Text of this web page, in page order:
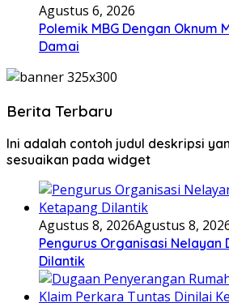
Agustus 6, 2026
Polemik MBG Dengan Oknum
Damai
Berita Terbaru
Ini adalah contoh judul deskripsi
sesuaikan pada widget
Agustus 8, 2026Agustus 8,
Pengurus Organisasi Nelayan
Dilantik